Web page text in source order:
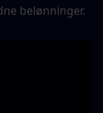
belønninger.